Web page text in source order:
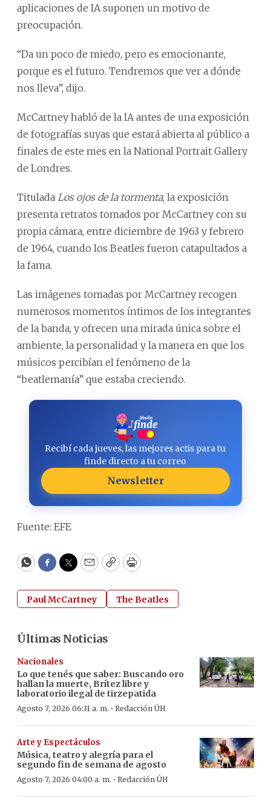
aplicaciones de IA suponen un motivo de
preocupación.
“Da un poco de miedo, pero es emocionante,
porque es el futuro. Tendremos que ver a dónde
nos lleva”, dijo.
McCartney habló de la IA antes de una exposición
de fotografías suyas que estará abierta al público a
finales de este mes en la National Portrait Gallery
de Londres.
Titulada Los ojos de la tormenta, la exposición
presenta retratos tomados por McCartney con su
propia cámara, entre diciembre de 1963 y febrero
de 1964, cuando los Beatles fueron catapultados a
la fama.
Las imágenes tomadas por McCartney recogen
numerosos momentos íntimos de los integrantes
de la banda, y ofrecen una mirada única sobre el
ambiente, la personalidad y la manera en que los
músicos percibían el fenómeno de la
“beatlemanía” que estaba creciendo.
Recibí cada jueves, las mejores actis para tu
finde directo a tu correo
Newsletter
Fuente: EFE
WhatsApp
Facebook
Twitter
EmailCopyPrint
Paul McCartney The Beatles
Últimas Noticias
Nacionales
Lo que tenés que saber: Buscando oro
hallan la muerte, Brítez libre y
laboratorio ilegal de tirzepatida
Agosto 7, 2026 06:31 a. m. · Redacción ÚH
Arte y Espectáculos
Música, teatro y alegría para el
segundo fin de semana de agosto
Agosto 7, 2026 04:00 a. m. · Redacción ÚH